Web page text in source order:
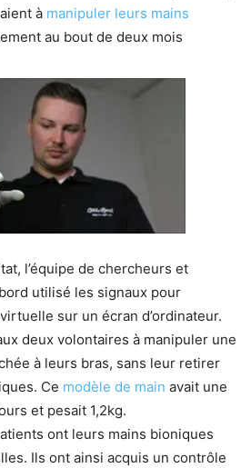
à manipuler leurs mains
au bout de deux mois
l’équipe de chercheurs et
utilisé les signaux pour
sur un écran d’ordinateur.
deux volontaires à manipuler une
à leurs bras, sans leur retirer
Ce modèle de main avait une
et pesait 1,2kg.
ont leurs mains bioniques
Ils ont ainsi acquis un contrôle